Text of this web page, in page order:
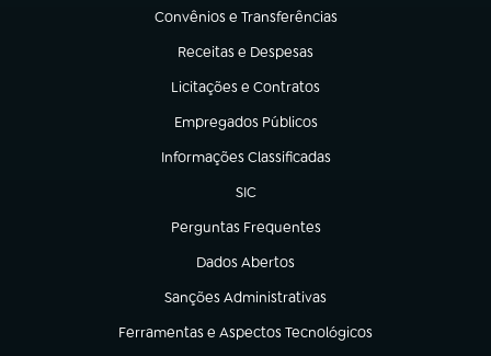
Convênios e Transferências
(abre em nova aba)
Receitas e Despesas
(abre em nova aba)
Licitações e Contratos
(abre em nova aba)
Empregados Públicos
(abre em nova aba)
Informações Classificadas
(abre em nova aba)
SIC
(abre em nova aba)
Perguntas Frequentes
(abre em nova aba)
Dados Abertos
(abre em nova aba)
Sanções Administrativas
(abre em nova aba)
Ferramentas e Aspectos Tecnológicos
(abre em nova aba)